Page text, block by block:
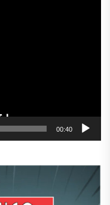
00:40